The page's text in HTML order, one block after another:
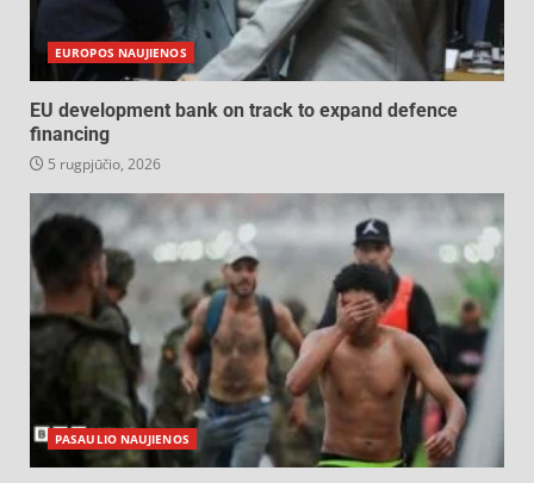
EUROPOS NAUJIENOS
EU development bank on track to expand defence
financing
5 rugpjūčio, 2026
PASAULIO NAUJIENOS